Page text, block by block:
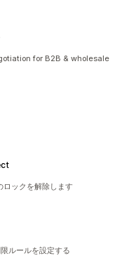
for B2B & wholesale
ロックを解除します
ルールを設定する